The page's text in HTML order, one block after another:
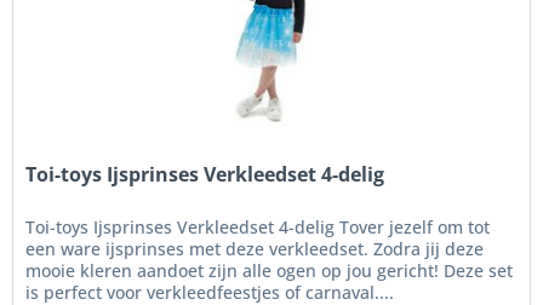
Toi-toys Ijsprinses Verkleedset 4-delig
Toi-toys Ijsprinses Verkleedset 4-delig Tover jezelf om tot
een ware ijsprinses met deze verkleedset. Zodra jij deze
mooie kleren aandoet zijn alle ogen op jou gericht! Deze set
is perfect voor verkleedfeestjes of carnaval....